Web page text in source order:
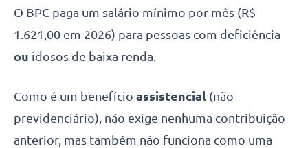
O BPC paga um salário mínimo por mês (R$
1.621,00 em 2026) para pessoas com deficiência
ou idosos de baixa renda.
Como é um benefício assistencial (não
previdenciário), não exige nenhuma contribuição
anterior, mas também não funciona como uma